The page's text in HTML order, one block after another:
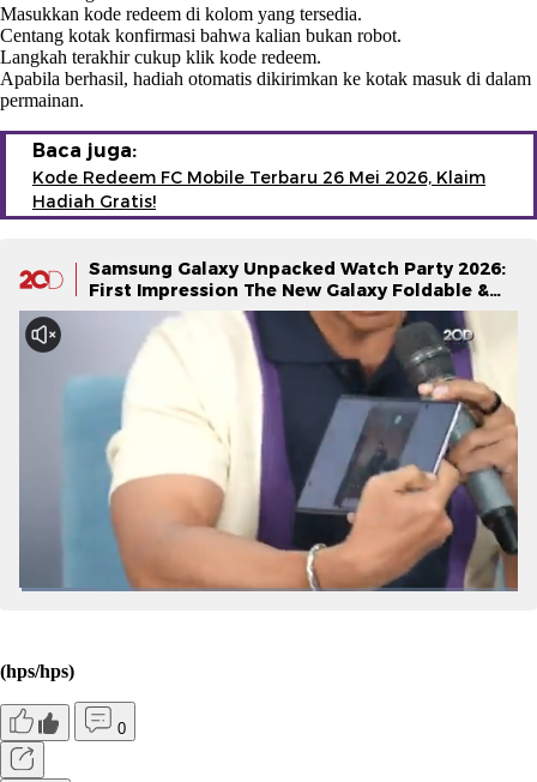
Masukkan kode redeem di kolom yang tersedia.
Centang kotak konfirmasi bahwa kalian bukan robot.
Langkah terakhir cukup klik kode redeem.
Apabila berhasil, hadiah otomatis dikirimkan ke kotak masuk di dalam
permainan.
Baca juga:
Kode Redeem FC Mobile Terbaru 26 Mei 2026, Klaim
Hadiah Gratis!
Samsung Galaxy Unpacked Watch Party 2026:
First Impression The New Galaxy Foldable &
Galaxy Watch Series
(hps/hps)
0